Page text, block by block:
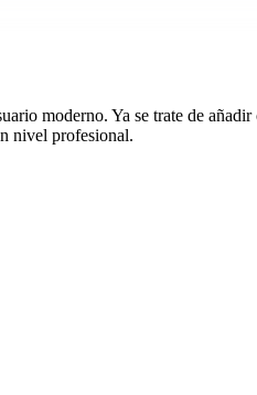
moderno. Ya se trate de añadir
nivel profesional.